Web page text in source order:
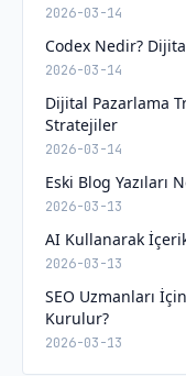
2026-03-14
Codex Nedir?
2026-03-14
Dijital Pazarlama
Stratejiler
2026-03-14
Eski Blog Yazıları
2026-03-13
AI Kullanarak İçerik
2026-03-13
SEO Uzmanları
Kurulur?
2026-03-13